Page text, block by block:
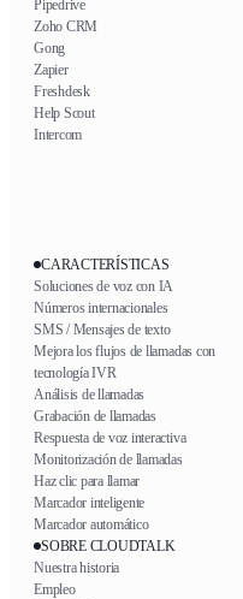
Pipedrive
Zoho CRM
Gong
Zapier
Freshdesk
Help Scout
Intercom
CARACTERÍSTICAS
Soluciones de voz con IA
Números internacionales
SMS / Mensajes de texto
Mejora los flujos de llamadas con
tecnología IVR
Análisis de llamadas
Grabación de llamadas
Respuesta de voz interactiva
Monitorización de llamadas
Haz clic para llamar
Marcador inteligente
Marcador automático
SOBRE CLOUDTALK
Nuestra historia
Empleo